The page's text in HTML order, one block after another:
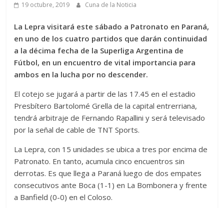
19 octubre, 2019 Cuna de la Noticia
La Lepra visitará este sábado a Patronato en Paraná,
en uno de los cuatro partidos que darán continuidad
a la décima fecha de la Superliga Argentina de
Fútbol, en un encuentro de vital importancia para
ambos en la lucha por no descender.
El cotejo se jugará a partir de las 17.45 en el estadio
Presbítero Bartolomé Grella de la capital entrerriana,
tendrá arbitraje de Fernando Rapallini y será televisado
por la señal de cable de TNT Sports.
La Lepra, con 15 unidades se ubica a tres por encima de
Patronato. En tanto, acumula cinco encuentros sin
derrotas. Es que llega a Paraná luego de dos empates
consecutivos ante Boca (1-1) en La Bombonera y frente
a Banfield (0-0) en el Coloso.